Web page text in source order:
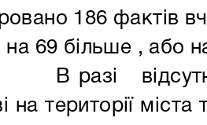
186 фактів
на 69 більше , або
В разі
на території